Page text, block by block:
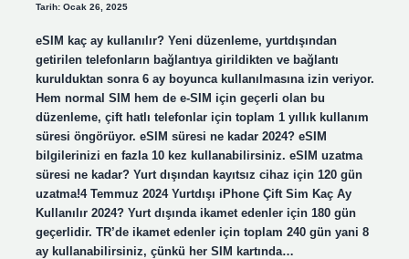
Tarih: Ocak 26, 2025
eSIM kaç ay kullanılır? Yeni düzenleme, yurtdışından
getirilen telefonların bağlantıya girildikten ve bağlantı
kurulduktan sonra 6 ay boyunca kullanılmasına izin veriyor.
Hem normal SIM hem de e-SIM için geçerli olan bu
düzenleme, çift hatlı telefonlar için toplam 1 yıllık kullanım
süresi öngörüyor. eSIM süresi ne kadar 2024? eSIM
bilgilerinizi en fazla 10 kez kullanabilirsiniz. eSIM uzatma
süresi ne kadar? Yurt dışından kayıtsız cihaz için 120 gün
uzatma!4 Temmuz 2024 Yurtdışı iPhone Çift Sim Kaç Ay
Kullanılır 2024? Yurt dışında ikamet edenler için 180 gün
geçerlidir. TR’de ikamet edenler için toplam 240 gün yani 8
ay kullanabilirsiniz, çünkü her SIM kartında…